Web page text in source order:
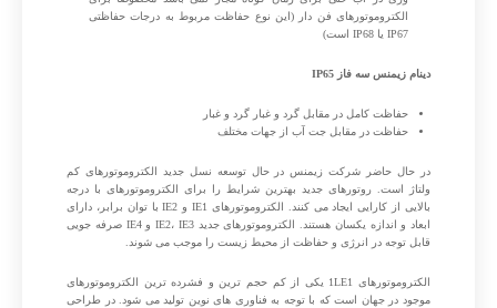
الکتروموتورهای فن دار (این نوع حفاظت مربوط به درجات حفاظتی
IP67 یا IP68 است)
دینام زیمنس سه فاز IP65
حفاظت کامل در مقابل گرد و غبار گرد و غبار
حفاظت در مقابل جت آب از جهات مختلف
در حال حاضر شرکت زیمنس در حال توسعه نسل جدید الکتروموتورهای کم
ولتاژ است. روتورهای جدید بهترین شرایط را برای الکتروموتورهای با درجه
بالایی از کارایی ایجاد می کنند. الکتروموتورهای IE1 و IE2 با توان برابر، دارای
ابعاد و اندازه یکسان هستند. الکتروموتورهای جدید IE2، IE3 و IE4 صرفه جویی
قابل توجه در انرژی و حفاظت از محیط زیست را موجب می شوند.
الکتروموتورهای 1LE1 یکی از کم حجم ترین و فشرده ترین الکتروموتورهای
موجود در جهان است که با توجه به فناوری های نوین تولید می شود. در طراحی